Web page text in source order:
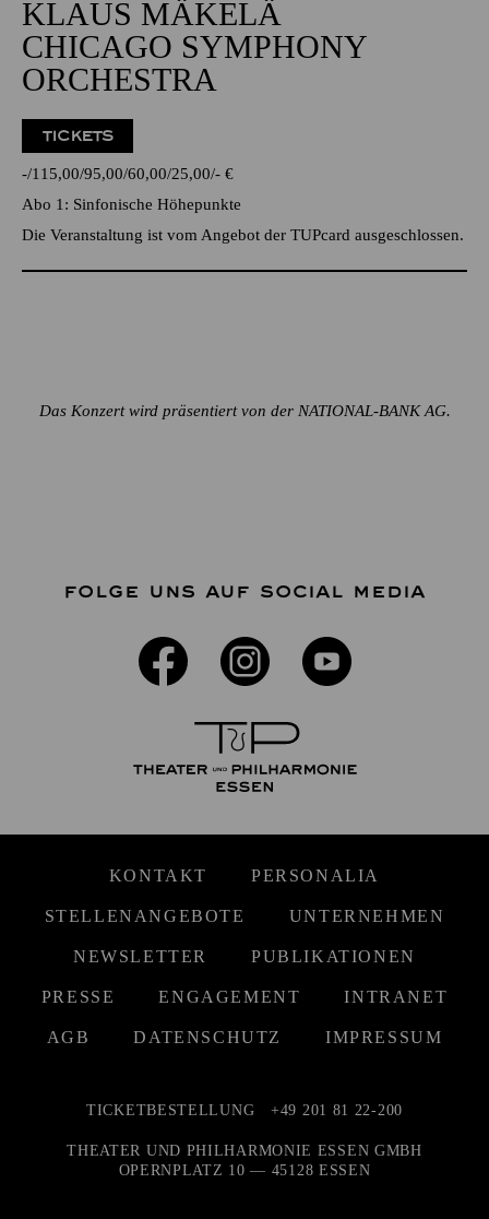
KLAUS MÄKELÄ
CHICAGO SYMPHONY
ORCHESTRA
TICKETS
- 115,00 95,00 60,00 25,00 - €
Abo 1: Sinfonische Höhepunkte
Die Veranstaltung ist vom Angebot der TUPcard ausgeschlossen.
Das Konzert wird präsentiert von der NATIONAL-BANK AG.
FOLGE UNS AUF SOCIAL MEDIA
KONTAKT PERSONALIA
STELLENANGEBOTE UNTERNEHMEN
NEWSLETTER PUBLIKATIONEN
PRESSE ENGAGEMENT INTRANET
AGB DATENSCHUTZ IMPRESSUM
TICKETBESTELLUNG +49 201 81 22-200
THEATER UND PHILHARMONIE ESSEN GMBH
OPERNPLATZ 10 — 45128 ESSEN